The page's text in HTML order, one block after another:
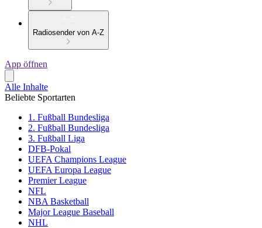
Radiosender von A-Z
App öffnen
Alle Inhalte
Beliebte Sportarten
1. Fußball Bundesliga
2. Fußball Bundesliga
3. Fußball Liga
DFB-Pokal
UEFA Champions League
UEFA Europa League
Premier League
NFL
NBA Basketball
Major League Baseball
NHL